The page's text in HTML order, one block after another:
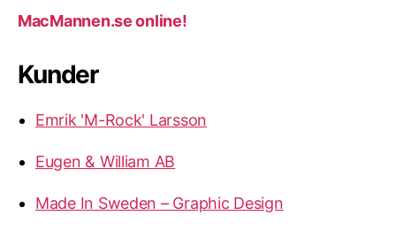
MacMannen.se online!
Kunder
Emrik 'M-Rock' Larsson
Eugen & William AB
Made In Sweden – Graphic Design